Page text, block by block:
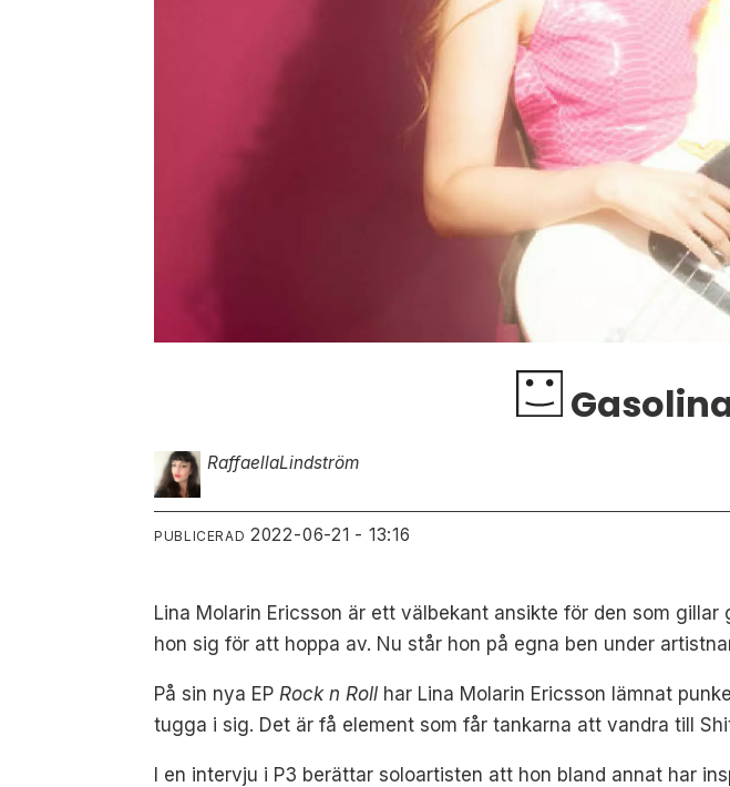
RaffaellaLindström
PUBLICERAD 2022-06-21 - 13:16
Lina Molarin Ericsson är ett välbekant ansikte för den som
hon sig för att hoppa av. Nu står hon på egna ben under
På sin nya EP Rock n Roll har Lina Molarin Ericsson lämnat
tugga i sig. Det är få element som får tankarna att vandra till
I en intervju i P3 berättar soloartisten att hon bland annat har